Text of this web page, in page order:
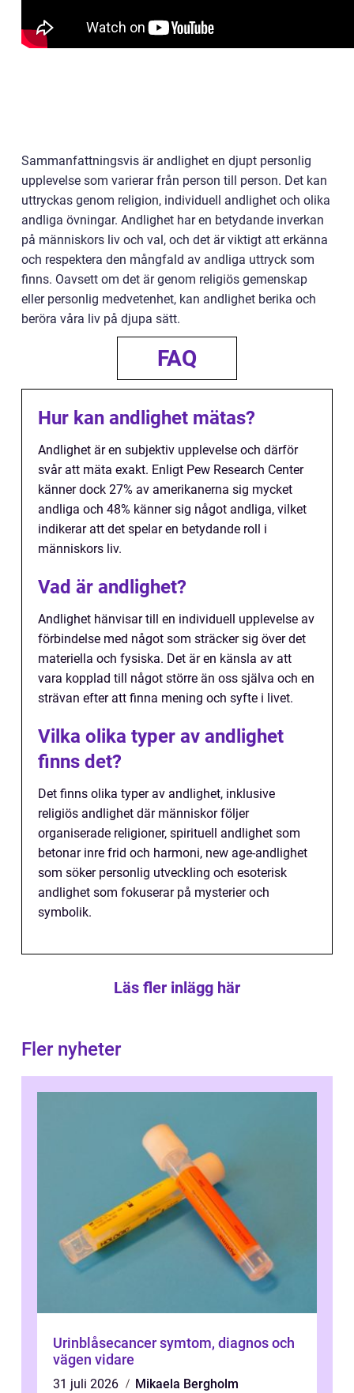
Sammanfattningsvis är andlighet en djupt personlig
upplevelse som varierar från person till person. Det kan
uttryckas genom religion, individuell andlighet och olika
andliga övningar. Andlighet har en betydande inverkan
på människors liv och val, och det är viktigt att erkänna
och respektera den mångfald av andliga uttryck som
finns. Oavsett om det är genom religiös gemenskap
eller personlig medvetenhet, kan andlighet berika och
beröra våra liv på djupa sätt.
FAQ
Hur kan andlighet mätas?
Andlighet är en subjektiv upplevelse och därför
svår att mäta exakt. Enligt Pew Research Center
känner dock 27% av amerikanerna sig mycket
andliga och 48% känner sig något andliga, vilket
indikerar att det spelar en betydande roll i
människors liv.
Vad är andlighet?
Andlighet hänvisar till en individuell upplevelse av
förbindelse med något som sträcker sig över det
materiella och fysiska. Det är en känsla av att
vara kopplad till något större än oss själva och en
strävan efter att finna mening och syfte i livet.
Vilka olika typer av andlighet
finns det?
Det finns olika typer av andlighet, inklusive
religiös andlighet där människor följer
organiserade religioner, spirituell andlighet som
betonar inre frid och harmoni, new age-andlighet
som söker personlig utveckling och esoterisk
andlighet som fokuserar på mysterier och
symbolik.
Läs fler inlägg här
Fler nyheter
Urinblåsecancer symtom, diagnos och
vägen vidare
31 juli 2026
Mikaela Bergholm